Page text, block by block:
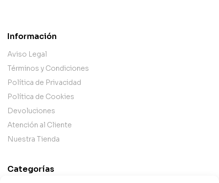
Información
Aviso Legal
Términos y Condiciones
Política de Privacidad
Política de Cookies
Devoluciones
Atención al Cliente
Nuestra Tienda
Categorías